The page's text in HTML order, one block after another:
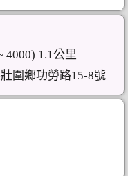
4000) 1.1公里
圍鄉功勞路15-8號